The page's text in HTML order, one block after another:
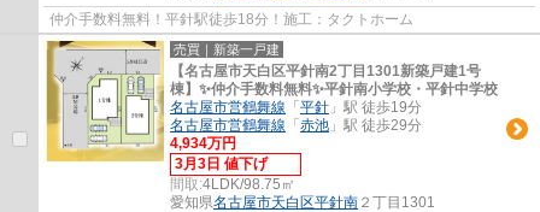
仲介手数料無料！平針駅徒歩18分！施工：タクトホーム
売買｜新築一戸建
【名古屋市天白区平針南2丁目1301新築戸建1号
棟】✨️仲介手数料無料✨️平針南小学校・平針中学校
名古屋市営鶴舞線 「 平針 」駅 徒歩19分
名古屋市営鶴舞線 「 赤池 」駅 徒歩29分
4,934万円
3月3日 値下げ
間取:4LDK/98.75㎡
愛知県名古屋市天白区平針南 ２丁目1301